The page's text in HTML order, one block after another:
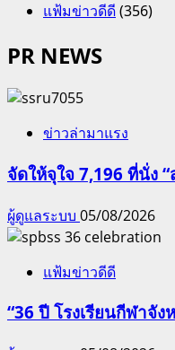
แฟ้มข่าวดีดี(356)
PR NEWS
ข่าวล่ามาแรง
จัดให้จุใจ 7,196 ที่นั่ง
ผู้ดูแลระบบ 05/08/2026
แฟ้มข่าวดีดี
“36 ปี โรงเรียนกีฬาจั